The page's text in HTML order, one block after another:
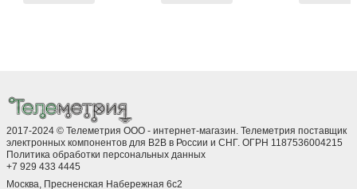
2017-2024 © Телеметрия ООО - интернет-магазин. Телеметрия поставщик
электронных компонентов для B2B в России и СНГ. ОГРН 1187536004215
Политика обработки персональных данных
+7 929 433 4445
Москва, Пресненская Набережная 6с2